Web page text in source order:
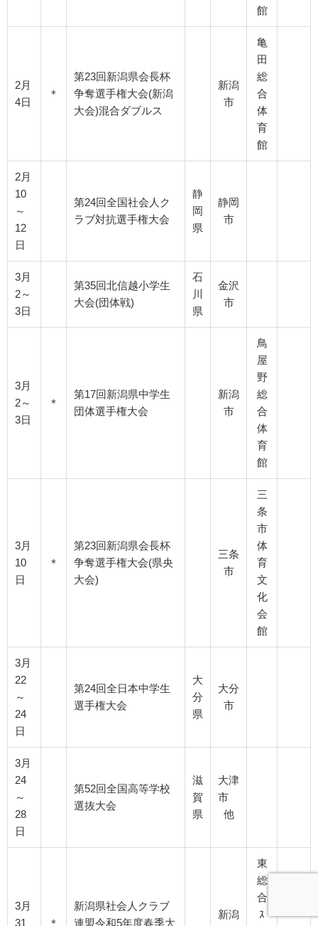
館
2月
4日
＊
第23回新潟県会長杯
争奪選手権大会(新潟
大会)混合ダブルス
新潟
市
亀
田
総
合
体
育
館
2月
10
～
12
日
第24回全国社会人ク
ラブ対抗選手権大会
静
岡
県
静岡
市
3月
2～
3日
第35回北信越小学生
大会(団体戦)
石
川
県
金沢
市
3月
2～
3日
＊
第17回新潟県中学生
団体選手権大会
新潟
市
鳥
屋
野
総
合
体
育
館
3月
10
日
＊
第23回新潟県会長杯
争奪選手権大会(県央
大会)
三条
市
三
条
市
体
育
文
化
会
館
3月
22
～
24
日
第24回全日本中学生
選手権大会
大
分
県
大分
市
3月
24
～
28
日
第52回全国高等学校
選抜大会
滋
賀
県
大津
市
他
3月
31
＊
新潟県社会人クラブ
連盟令和5年度春季大
新潟
東
総
合
ｽ